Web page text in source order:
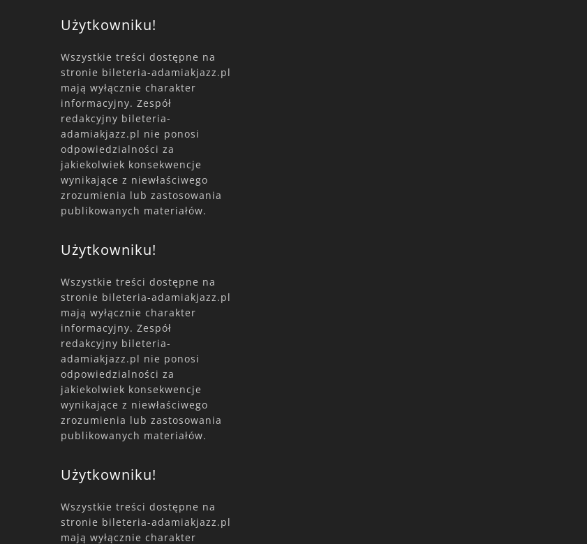
Użytkowniku!
Wszystkie treści dostępne na
stronie bileteria-adamiakjazz.pl
mają wyłącznie charakter
informacyjny. Zespół
redakcyjny bileteria-
adamiakjazz.pl nie ponosi
odpowiedzialności za
jakiekolwiek konsekwencje
wynikające z niewłaściwego
zrozumienia lub zastosowania
publikowanych materiałów.
Użytkowniku!
Wszystkie treści dostępne na
stronie bileteria-adamiakjazz.pl
mają wyłącznie charakter
informacyjny. Zespół
redakcyjny bileteria-
adamiakjazz.pl nie ponosi
odpowiedzialności za
jakiekolwiek konsekwencje
wynikające z niewłaściwego
zrozumienia lub zastosowania
publikowanych materiałów.
Użytkowniku!
Wszystkie treści dostępne na
stronie bileteria-adamiakjazz.pl
mają wyłącznie charakter